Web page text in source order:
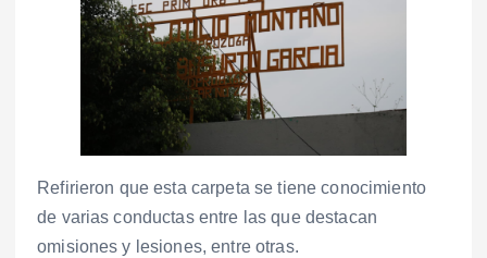
Refirieron que esta carpeta se tiene conocimiento
de varias conductas entre las que destacan
omisiones y lesiones, entre otras.